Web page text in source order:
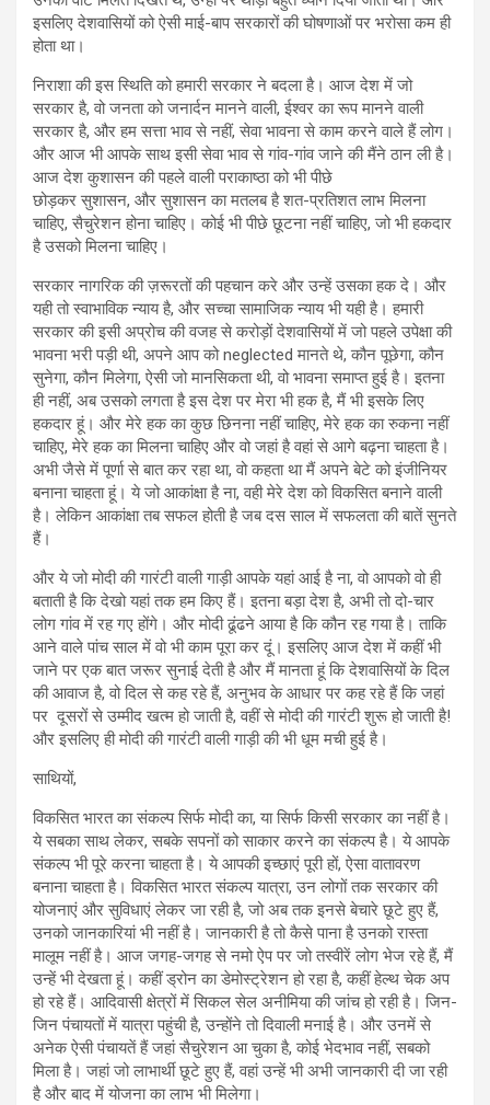
इसलिए देशवासियों को ऐसी माई-बाप सरकारों की घोषणाओं पर भरोसा कम ही
होता था।
निराशा की इस स्थिति को हमारी सरकार ने बदला है। आज देश में जो
सरकार है, वो जनता को जनार्दन मानने वाली, ईश्‍वर का रूप मानने वाली
सरकार है, और हम सत्ता भाव से नहीं, सेवा भावना से काम करने वाले हैं लोग।
और आज भी आपके साथ इसी सेवा भाव से गांव-गांव जाने की मैंने ठान ली है।
आज देश कुशासन की पहले वाली पराकाष्ठा को भी पीछे
छोड़कर सुशासन, और सुशासन का मतलब है शत-प्रतिशत लाभ मिलना
चाहिए, सैचुरेशन होना चाहिए। कोई भी पीछे छूटना नहीं चाहिए, जो भी हकदार
है उसको मिलना चाहिए।
सरकार नागरिक की ज़रूरतों की पहचान करे और उन्हें उसका हक दे। और
यही तो स्वाभाविक न्याय है, और सच्‍चा सामाजिक न्याय भी यही है। हमारी
सरकार की इसी अप्रोच की वजह से करोड़ों देशवासियों में जो पहले उपेक्षा की
भावना भरी पड़ी थी, अपने आप को neglected मानते थे, कौन पूछेगा, कौन
सुनेगा, कौन मिलेगा, ऐसी जो मानसिकता थी, वो भावना समाप्त हुई है। इतना
ही नहीं, अब उसको लगता है इस देश पर मेरा भी हक है, मैं भी इसके लिए
हकदार हूं। और मेरे हक का कुछ छिनना नहीं चाहिए, मेरे हक का रुकना नहीं
चाहिए, मेरे हक का मिलना चाहिए और वो जहां है वहां से आगे बढ़ना चाहता है।
अभी जैसे में पूर्णा से बात कर रहा था, वो कहता था मैं अपने बेटे को इंजीनियर
बनाना चाहता हूं। ये जो आकांक्षा है ना, वही मेरे देश को विकसित बनाने वाली
है। लेकिन आकांक्षा तब सफल होती है जब दस साल में सफलता की बातें सुनते
हैं।
और ये जो मोदी की गारंटी वाली गाड़ी आपके यहां आई है ना, वो आपको वो ही
बताती है कि देखो यहां तक हम किए हैं। इतना बड़ा देश है, अभी तो दो-चार
लोग गांव में रह गए होंगे। और मोदी ढूंढने आया है कि कौन रह गया है। ताकि
आने वाले पांच साल में वो भी काम पूरा कर दूं। इसलिए आज देश में कहीं भी
जाने पर एक बात जरूर सुनाई देती है और मैं मानता हूं कि देशवासियों के दिल
की आवाज है, वो दिल से कह रहे हैं, अनुभव के आधार पर कह रहे हैं कि जहां
पर दूसरों से उम्मीद खत्म हो जाती है, वहीं से मोदी की गारंटी शुरू हो जाती है!
और इसलिए ही मोदी की गारंटी वाली गाड़ी की भी धूम मची हुई है।
साथियों,
विकसित भारत का संकल्प सिर्फ मोदी का, या सिर्फ किसी सरकार का नहीं है।
ये सबका साथ लेकर, सबके सपनों को साकार करने का संकल्प है। ये आपके
संकल्‍प भी पूरे करना चाहता है। ये आपकी इच्‍छाएं पूरी हों, ऐसा वातावरण
बनाना चाहता है। विकसित भारत संकल्प यात्रा, उन लोगों तक सरकार की
योजनाएं और सुविधाएं लेकर जा रही है, जो अब तक इनसे बेचारे छूटे हुए हैं,
उनको जानकारियां भी नहीं है। जानकारी है तो कैसे पाना है उनको रास्‍ता
मालूम नहीं है। आज जगह-जगह से नमो ऐप पर जो तस्वीरें लोग भेज रहे हैं, मैं
उन्हें भी देखता हूं। कहीं ड्रोन का डेमोस्ट्रेशन हो रहा है, कहीं हेल्थ चेक अप
हो रहे हैं। आदिवासी क्षेत्रों में सिकल सेल अनीमिया की जांच हो रही है। जिन-
जिन पंचायतों में यात्रा पहुंची है, उन्‍होंने तो दिवाली मनाई है। और उनमें से
अनेक ऐसी पंचायतें हैं जहां सैचुरेशन आ चुका है, कोई भेदभाव नहीं, सबको
मिला है। जहां जो लाभार्थी छूटे हुए हैं, वहां उन्हें भी अभी जानकारी दी जा रही
है और बाद में योजना का लाभ भी मिलेगा।